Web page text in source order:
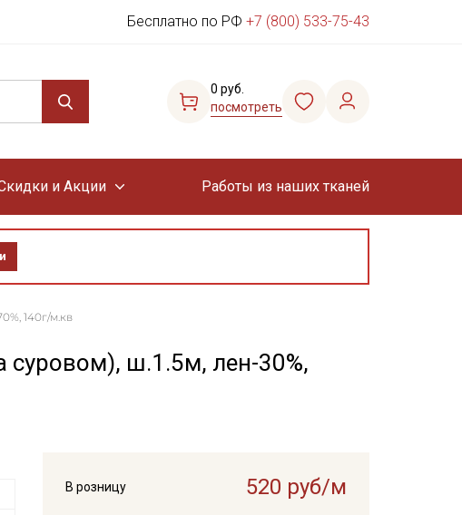
Бесплатно по РФ +7 (800) 533-75-43
0 руб.
посмотреть
и Акции Работы из наших тканей
140г/м.кв
суровом), ш.1.5м, лен-30%,
В розницу 520 руб/м